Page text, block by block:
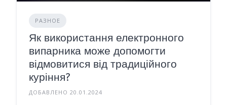
РАЗНОЕ
Як використання електронного
випарника може допомогти
відмовитися від традиційного
куріння?
ДОБАВЛЕНО 20.01.2024